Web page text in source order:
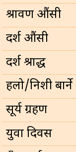
श्रावण औंसी
दर्श औंसी
दर्श श्राद्ध
हलो/निशी बार्ने
सूर्य ग्रहण
युवा दिवस